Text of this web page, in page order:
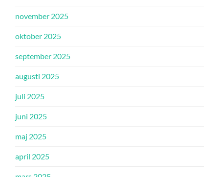
november 2025
oktober 2025
september 2025
augusti 2025
juli 2025
juni 2025
maj 2025
april 2025